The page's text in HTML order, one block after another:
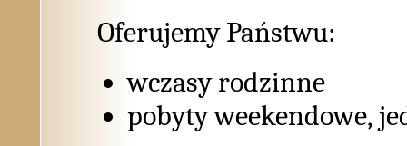
Oferujemy Państwu:
wczasy rodzinne
pobyty weekendowe,